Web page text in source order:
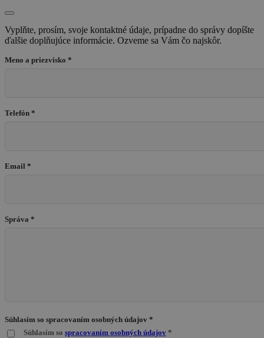
Vyplňte, prosím, svoje kontaktné údaje, prípadne do správy dopíšte
ďalšie doplňujúce informácie. Ozveme sa Vám čo najskôr.
Meno a priezvisko *
Telefón *
Email *
Správa *
Súhlasím so spracovaním osobných údajov *
Súhlasím so spracovaním osobných údajov *